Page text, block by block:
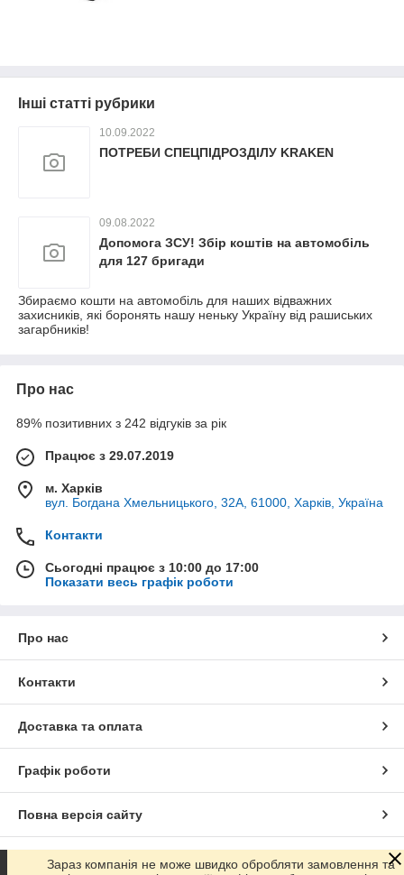
Інші статті рубрики
10.09.2022
ПОТРЕБИ СПЕЦПІДРОЗДІЛУ KRAKEN
09.08.2022
Допомога ЗСУ! Збір коштів на автомобіль
для 127 бригади
Збираємо кошти на автомобіль для наших відважних
захисників, які боронять нашу неньку Україну від рашиських
загарбників!
Про нас
89% позитивних з 242 відгуків за рік
Працює з 29.07.2019
м. Харків
вул. Богдана Хмельницького, 32А, 61000, Харків, Україна
Контакти
Сьогодні працює з 10:00 до 17:00
Показати весь графік роботи
Про нас
Контакти
Доставка та оплата
Графік роботи
Повна версія сайту
Сайт створено на маркетплейсі Prom.ua
Зараз компанія не може швидко обробляти замовлення та